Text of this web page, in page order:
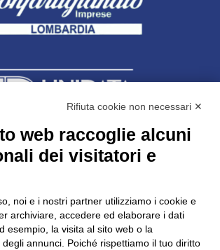
s.r.lcon unico socio
1 - 23100 Sondrio
- N.REA SO-36426
unidata.sondrio@legalmail.it
soc. euro 100.000,00 i.v.
Rifiuta cookie non necessari ✕
web raccoglie alcuni
dei visitatori e
noi e i nostri partner utilizziamo i cookie e
archiviare, accedere ed elaborare i dati
esempio, la visita al sito web o la
annunci. Poiché rispettiamo il tuo diritto